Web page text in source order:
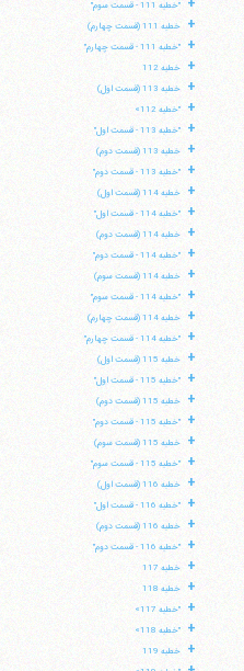
"خطبه 111 - قسمت سوم"
+ خطبه 111 (قسمت چهارم)
+ "خطبه 111 - قسمت چهارم"
+ خطبه 112
+ خطبه 113 (قسمت اول)
+ "خطبه 112»
+ "خطبه 113 - قسمت اول"
+ خطبه 113 (قسمت دوم)
+ "خطبه 113 - قسمت دوم"
+ خطبه 114 (قسمت اول)
+ "خطبه 114 - قسمت اول"
+ خطبه 114 (قسمت دوم)
+ "خطبه 114 - قسمت دوم"
+ خطبه 114 (قسمت سوم)
+ "خطبه 114 - قسمت سوم"
+ خطبه 114 (قسمت چهارم)
+ "خطبه 114 - قسمت چهارم"
+ خطبه 115 (قسمت اول)
+ "خطبه 115 - قسمت اول"
+ خطبه 115 (قسمت دوم)
+ "خطبه 115 - قسمت دوم"
+ خطبه 115 (قسمت سوم)
+ "خطبه 115 - قسمت سوم"
+ خطبه 116 (قسمت اول)
+ "خطبه 116 - قسمت اول"
+ خطبه 116 (قسمت دوم)
+ "خطبه 116 - قسمت دوم"
+ خطبه 117
+ خطبه 118
+ "خطبه 117»
+ "خطبه 118»
+ خطبه 119